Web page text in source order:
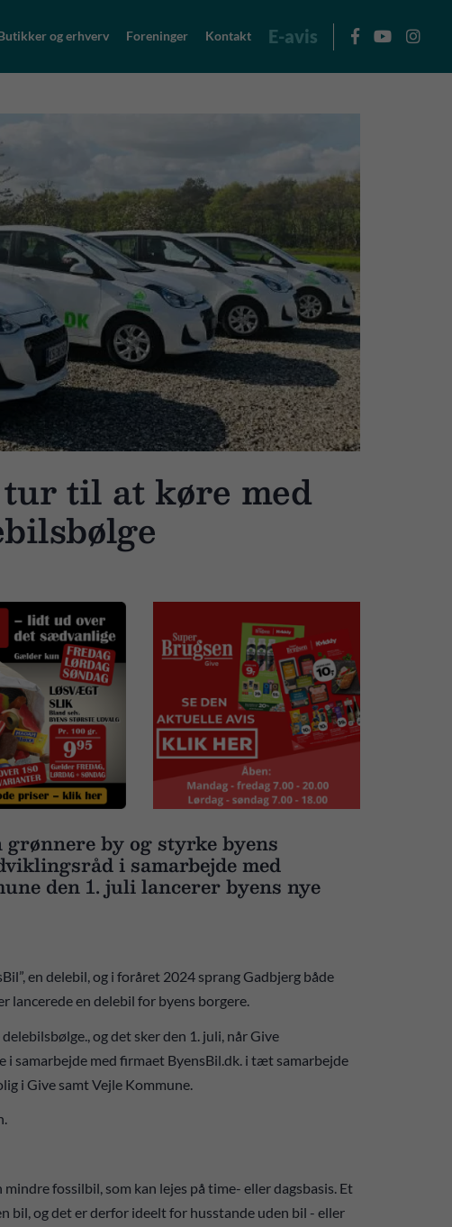
og erhverv Foreninger Kontakt E-avis
til at køre med
by og styrke byens
i samarbejde med
den 1. juli lancerer byens nye
en delebil, og i foråret 2024 sprang Gadbjerg både
lancerede en delebil for byens borgere.
og det sker den 1. juli, når Give
samarbejde med firmaet ByensBil.dk. i tæt samarbejde
i Give samt Vejle Kommune.
fossilbil, som kan lejes på time- eller dagsbasis. Et
og det er derfor ideelt for husstande uden bil - eller